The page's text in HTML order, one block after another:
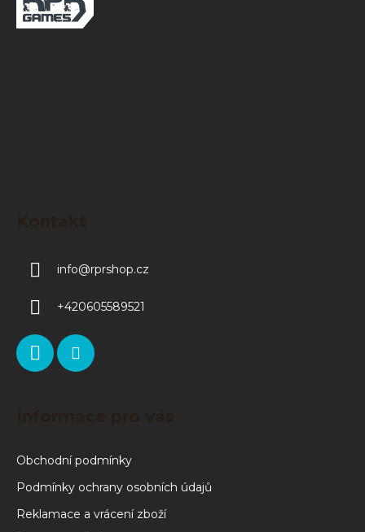
info@rprshop.cz
+420605589521
Obchodní podmínky
Podmínky ochrany osobních údajů
Reklamace a vrácení zboží